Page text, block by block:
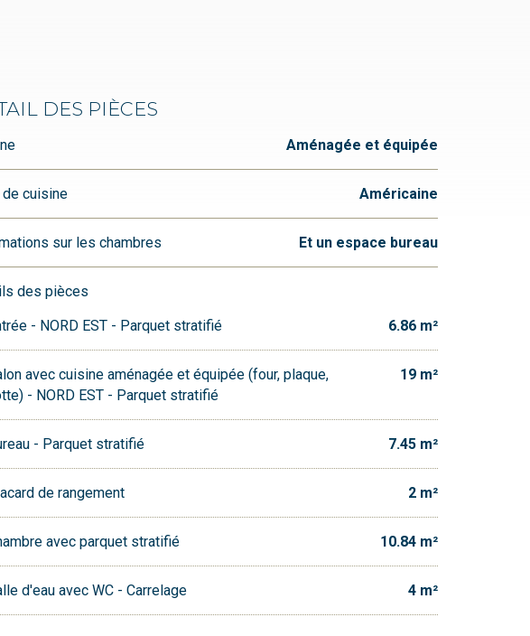
DES PIÈCES
Aménagée et équipée
de cuisine Américaine
sur les chambres Et un espace bureau
des pièces
- NORD EST - Parquet stratifié
6.86 m²
avec cuisine aménagée et équipée (four, plaque,
- NORD EST - Parquet stratifié
19 m²
- Parquet stratifié 7.45 m²
de rangement 2 m²
avec parquet stratifié 10.84 m²
d'eau avec WC - Carrelage 4 m²